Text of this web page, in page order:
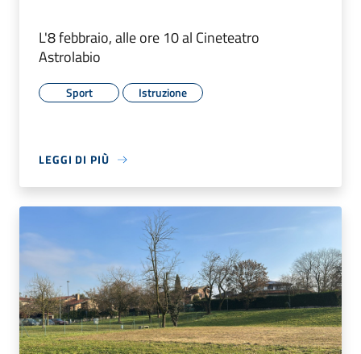
L'8 febbraio, alle ore 10 al Cineteatro
Astrolabio
Sport Istruzione
LEGGI DI PIÙ